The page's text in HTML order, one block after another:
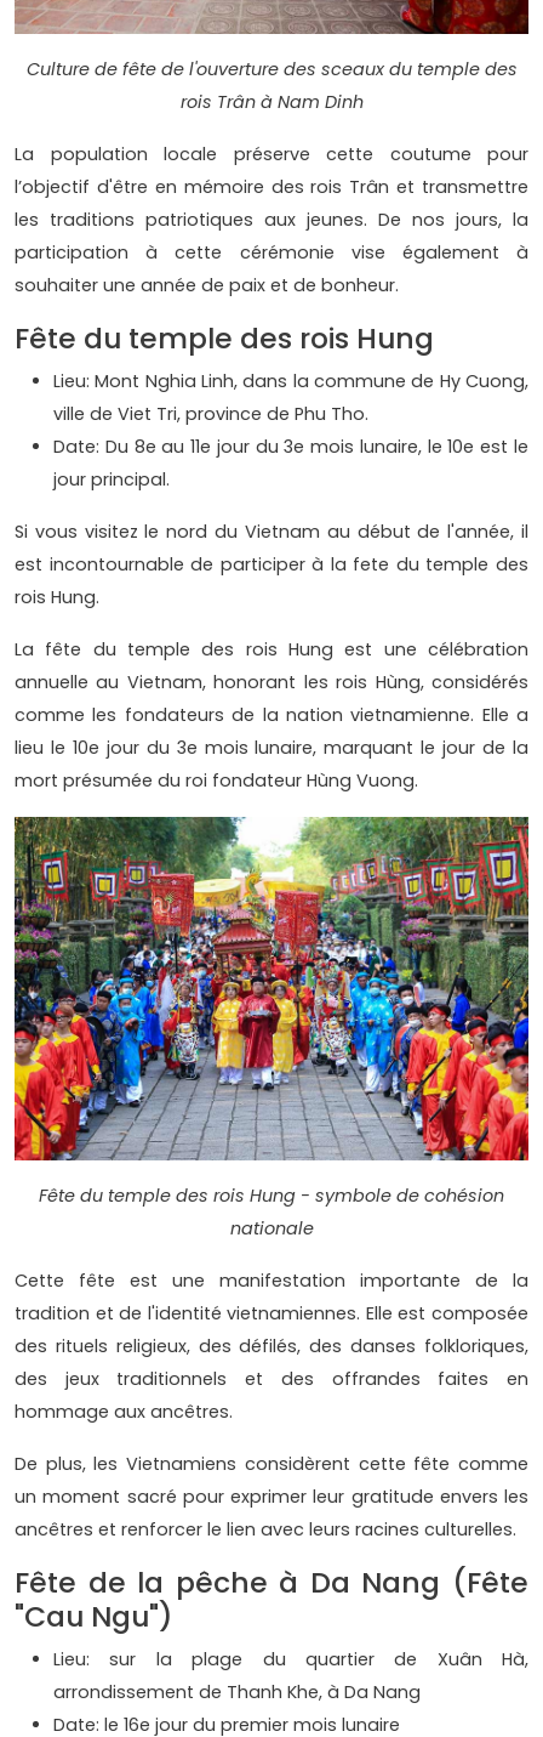
Culture de fête de l'ouverture des sceaux du temple des
rois Trân à Nam Dinh
La population locale préserve cette coutume pour
l’objectif d'être en mémoire des rois Trân et transmettre
les traditions patriotiques aux jeunes. De nos jours, la
participation à cette cérémonie vise également à
souhaiter une année de paix et de bonheur.
Fête du temple des rois Hung
Lieu: Mont Nghia Linh, dans la commune de Hy Cuong,
ville de Viet Tri, province de Phu Tho.
Date: Du 8e au 11e jour du 3e mois lunaire, le 10e est le
jour principal.
Si vous visitez le nord du Vietnam au début de l'année, il
est incontournable de participer à la fete du temple des
rois Hung.
La fête du temple des rois Hung est une célébration
annuelle au Vietnam, honorant les rois Hùng, considérés
comme les fondateurs de la nation vietnamienne. Elle a
lieu le 10e jour du 3e mois lunaire, marquant le jour de la
mort présumée du roi fondateur Hùng Vuong.
Fête du temple des rois Hung - symbole de cohésion
nationale
Cette fête est une manifestation importante de la
tradition et de l'identité vietnamiennes. Elle est composée
des rituels religieux, des défilés, des danses folkloriques,
des jeux traditionnels et des offrandes faites en
hommage aux ancêtres.
De plus, les Vietnamiens considèrent cette fête comme
un moment sacré pour exprimer leur gratitude envers les
ancêtres et renforcer le lien avec leurs racines culturelles.
Fête de la pêche à Da Nang (Fête
"Cau Ngu")
Lieu: sur la plage du quartier de Xuân Hà,
arrondissement de Thanh Khe, à Da Nang
Date: le 16e jour du premier mois lunaire